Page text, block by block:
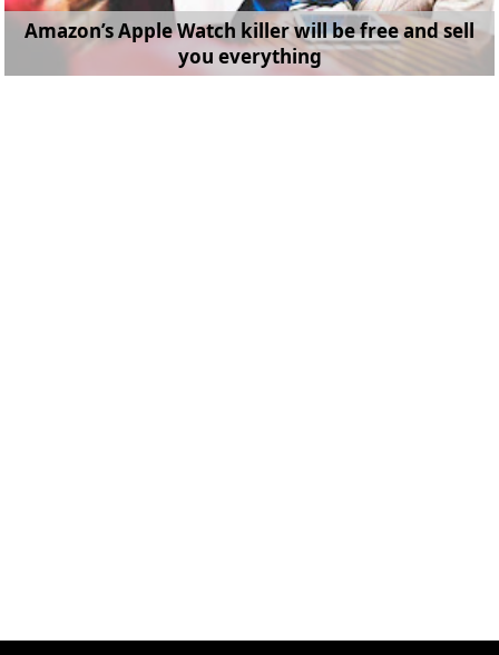
Amazon’s Apple Watch killer will be free and sell
you everything